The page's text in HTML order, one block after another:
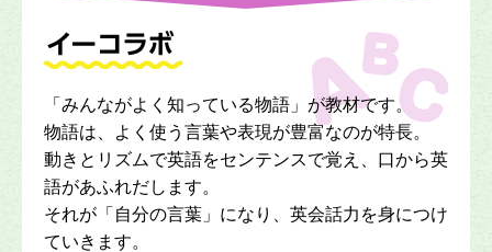
「みんながよく知っている物語」が教材です。
物語は、よく使う言葉や表現が豊富なのが特長。
動きとリズムで英語をセンテンスで覚え、口から英
語があふれだします。
それが「自分の言葉」になり、英会話力を身につけ
ていきます。